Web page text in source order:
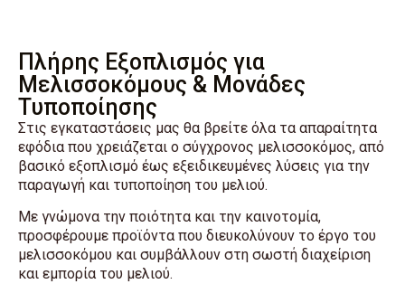
Πλήρης Εξοπλισμός για
Μελισσοκόμους & Μονάδες
Τυποποίησης
Στις εγκαταστάσεις μας θα βρείτε όλα τα απαραίτητα
εφόδια που χρειάζεται ο σύγχρονος μελισσοκόμος, από
βασικό εξοπλισμό έως εξειδικευμένες λύσεις για την
παραγωγή και τυποποίηση του μελιού.
Με γνώμονα την ποιότητα και την καινοτομία,
προσφέρουμε προϊόντα που διευκολύνουν το έργο του
μελισσοκόμου και συμβάλλουν στη σωστή διαχείριση
και εμπορία του μελιού.